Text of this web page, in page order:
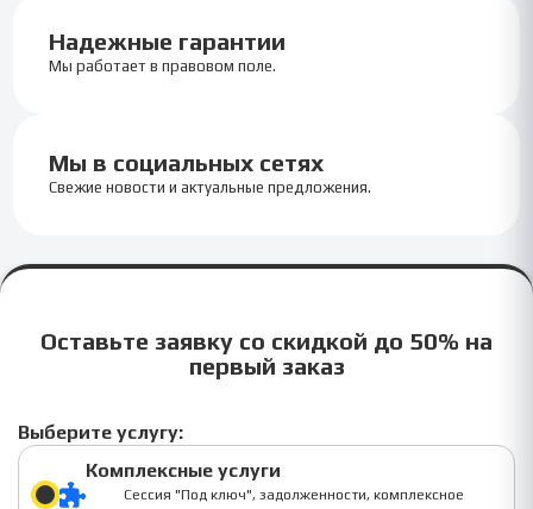
Надежные гарантии
Мы работает в правовом поле.
Мы в социальных сетях
Свежие новости и актуальные предложения.
Оставьте заявку со скидкой до 50% на
первый заказ
Выберите услугу:
Комплексные услуги
Сессия "Под ключ", задолженности, комплексное